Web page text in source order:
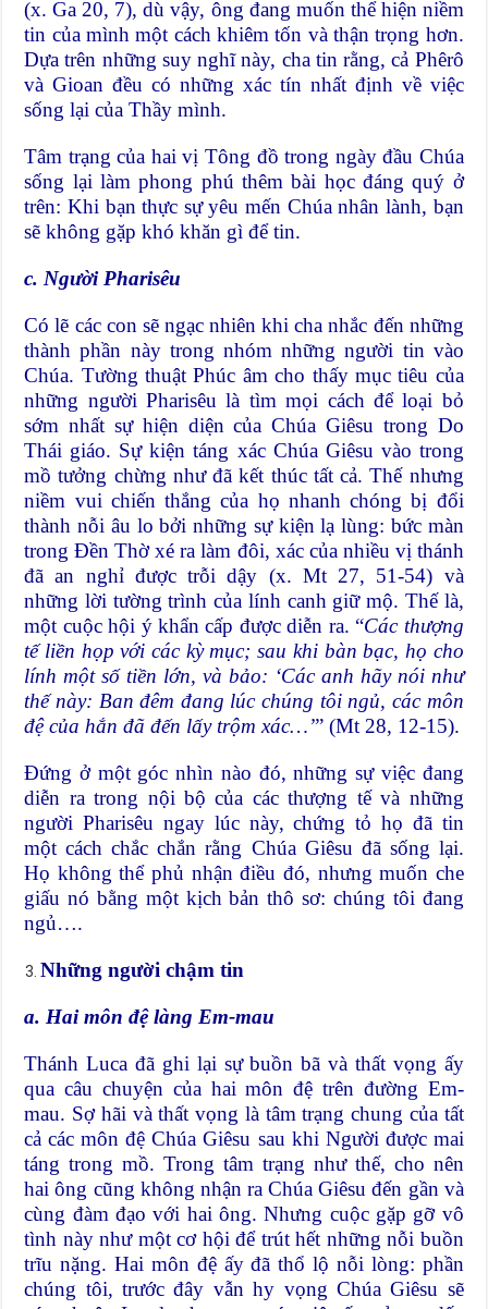
(x. Ga 20, 7), dù vậy, ông đang muốn thể hiện niềm
tin của mình một cách khiêm tốn và thận trọng hơn.
Dựa trên những suy nghĩ này, cha tin rằng, cả Phêrô
và Gioan đều có những xác tín nhất định về việc
sống lại của Thầy mình.
Tâm trạng của hai vị Tông đồ trong ngày đầu Chúa
sống lại làm phong phú thêm bài học đáng quý ở
trên: Khi bạn thực sự yêu mến Chúa nhân lành, bạn
sẽ không gặp khó khăn gì để tin.
c. Người Pharisêu
Có lẽ các con sẽ ngạc nhiên khi cha nhắc đến những
thành phần này trong nhóm những người tin vào
Chúa. Tường thuật Phúc âm cho thấy mục tiêu của
những người Pharisêu là tìm mọi cách để loại bỏ
sớm nhất sự hiện diện của Chúa Giêsu trong Do
Thái giáo. Sự kiện táng xác Chúa Giêsu vào trong
mồ tưởng chừng như đã kết thúc tất cả. Thế nhưng
niềm vui chiến thắng của họ nhanh chóng bị đổi
thành nỗi âu lo bởi những sự kiện lạ lùng: bức màn
trong Đền Thờ xé ra làm đôi, xác của nhiều vị thánh
đã an nghỉ được trỗi dậy (x. Mt 27, 51-54) và
những lời tường trình của lính canh giữ mộ. Thế là,
một cuộc hội ý khẩn cấp được diễn ra. “Các thượng
tế liền họp với các kỳ mục; sau khi bàn bạc, họ cho
lính một số tiền lớn, và bảo: ‘Các anh hãy nói như
thế này: Ban đêm đang lúc chúng tôi ngủ, các môn
đệ của hắn đã đến lấy trộm xác…’” (Mt 28, 12-15).
Đứng ở một góc nhìn nào đó, những sự việc đang
diễn ra trong nội bộ của các thượng tế và những
người Pharisêu ngay lúc này, chứng tỏ họ đã tin
một cách chắc chắn rằng Chúa Giêsu đã sống lại.
Họ không thể phủ nhận điều đó, nhưng muốn che
giấu nó bằng một kịch bản thô sơ: chúng tôi đang
ngủ….
Những người chậm tin
a. Hai môn đệ làng Em-mau
Thánh Luca đã ghi lại sự buồn bã và thất vọng ấy
qua câu chuyện của hai môn đệ trên đường Em-
mau. Sợ hãi và thất vọng là tâm trạng chung của tất
cả các môn đệ Chúa Giêsu sau khi Người được mai
táng trong mồ. Trong tâm trạng như thế, cho nên
hai ông cũng không nhận ra Chúa Giêsu đến gần và
cùng đàm đạo với hai ông. Nhưng cuộc gặp gỡ vô
tình này như một cơ hội để trút hết những nỗi buồn
trĩu nặng. Hai môn đệ ấy đã thổ lộ nỗi lòng: phần
chúng tôi, trước đây vẫn hy vọng Chúa Giêsu sẽ